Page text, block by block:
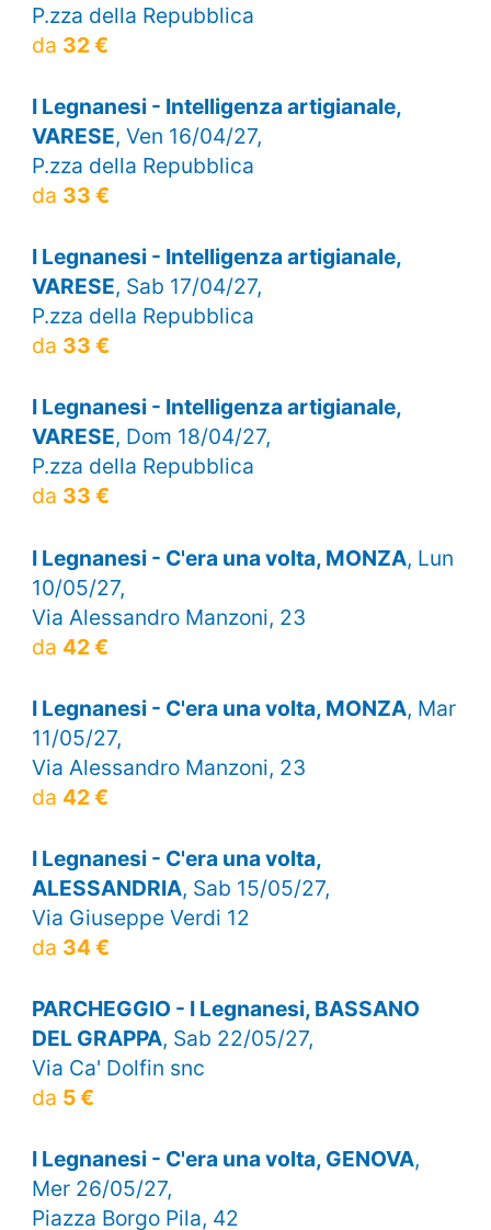
P.zza della Repubblica
da 32 €
I Legnanesi - Intelligenza artigianale,
VARESE, Ven 16/04/27,
P.zza della Repubblica
da 33 €
I Legnanesi - Intelligenza artigianale,
VARESE, Sab 17/04/27,
P.zza della Repubblica
da 33 €
I Legnanesi - Intelligenza artigianale,
VARESE, Dom 18/04/27,
P.zza della Repubblica
da 33 €
I Legnanesi - C'era una volta, MONZA, Lun
10/05/27,
Via Alessandro Manzoni, 23
da 42 €
I Legnanesi - C'era una volta, MONZA, Mar
11/05/27,
Via Alessandro Manzoni, 23
da 42 €
I Legnanesi - C'era una volta,
ALESSANDRIA, Sab 15/05/27,
Via Giuseppe Verdi 12
da 34 €
PARCHEGGIO - I Legnanesi, BASSANO
DEL GRAPPA, Sab 22/05/27,
Via Ca' Dolfin snc
da 5 €
I Legnanesi - C'era una volta, GENOVA,
Mer 26/05/27,
Piazza Borgo Pila, 42